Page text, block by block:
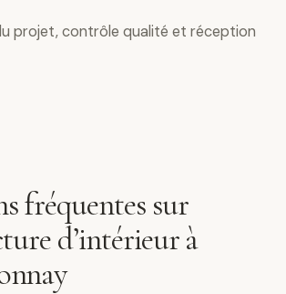
projet, contrôle qualité et réception
fréquentes sur
d’intérieur à